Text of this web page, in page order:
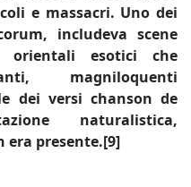
e massacri. Uno dei
includeva scene
orientali esotici che
magniloquenti
dei versi chanson de
naturalistica,
presente.[9]